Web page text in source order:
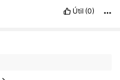
ponta
Útil (0)